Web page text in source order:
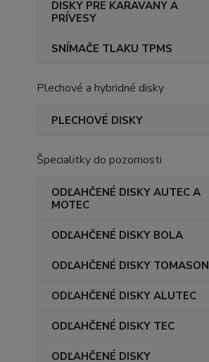
DISKY PRE KARAVANY A
PRÍVESY
SNÍMAČE TLAKU TPMS
Plechové a hybridné disky
PLECHOVÉ DISKY
Špecialitky do pozornosti
ODĽAHČENÉ DISKY AUTEC A
MOTEC
ODĽAHČENÉ DISKY BOLA
ODĽAHČENÉ DISKY TOMASON
ODĽAHČENÉ DISKY ALUTEC
ODĽAHČENÉ DISKY TEC
ODĽAHČENÉ DISKY